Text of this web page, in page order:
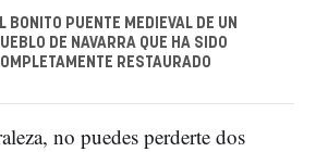
BONITO PUENTE MEDIEVAL DE UN
DE NAVARRA QUE HA SIDO
RESTAURADO
no puedes perderte dos